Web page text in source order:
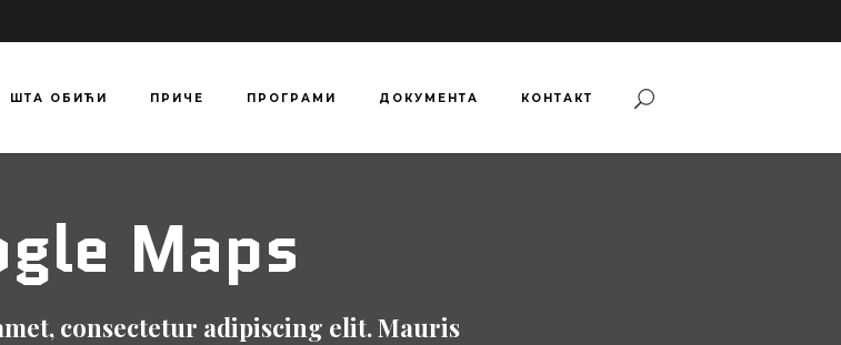
ШТА ОБИЋИ ПРИЧЕ ПРОГРАМИ ДОКУМЕНТА КОНТАКТ
Maps
consectetur adipiscing elit. Mauris